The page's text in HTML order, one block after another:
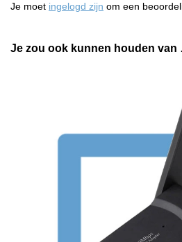
Je moet ingelogd zijn om een
Je zou ook kunnen houden